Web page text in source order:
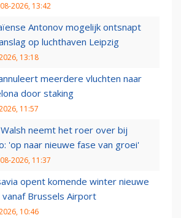
2026, 13:42
Antonov mogelijk ontsnapt
op luchthaven Leipzig
13:18
meerdere vluchten naar
door staking
11:57
neemt het roer over bij
'op naar nieuwe fase van groei'
2026, 11:37
opent komende winter nieuwe
Brussels Airport
10:46